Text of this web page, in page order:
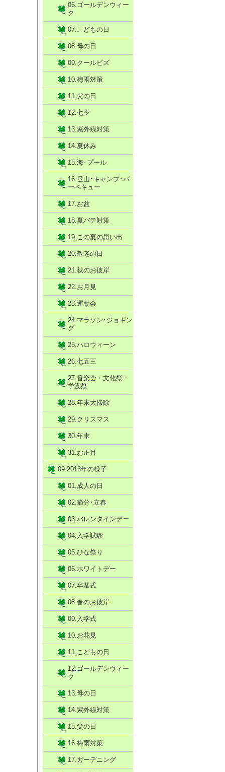
06.ゴールデンウィー
ク
07.こどもの日
08.母の日
09.クールビズ
10.梅雨対策
11.父の日
12.七夕
13.紫外線対策
14.夏休み
15.海･プール
16.登山･キャンプ･バ
ーベキュー
17.お盆
18.夏バテ対策
19.この夏の思い出
20.敬老の日
21.秋のお彼岸
22.お月見
23.運動会
24.マラソン･ジョギン
グ
25.ハロウィーン
26.七五三
27.音楽会・文化祭・
学園祭
28.年末大掃除
29.クリスマス
30.年末
31.お正月
09.2013年の様子
01.成人の日
02.節分･立春
03.バレンタインデー
04.入学試験
05.ひな祭り
06.ホワイトデー
07.卒業式
08.春のお彼岸
09.入学式
10.お花見
11.こどもの日
12.ゴールデンウィー
ク
13.母の日
14.紫外線対策
15.父の日
16.梅雨対策
17.ガーデニング